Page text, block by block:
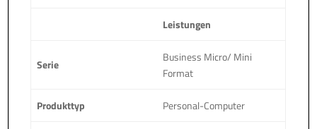
Leistungen
Serie
Business Micro/ Mini
Format
Produkttyp Personal-Computer